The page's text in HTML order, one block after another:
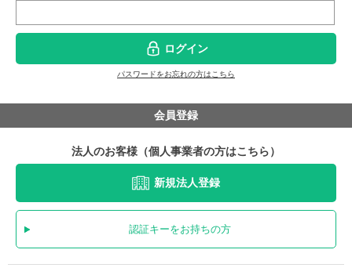
ログイン
パスワードをお忘れの方はこちら
会員登録
法人のお客様（個人事業者の方はこちら）
新規法人登録
認証キーをお持ちの方